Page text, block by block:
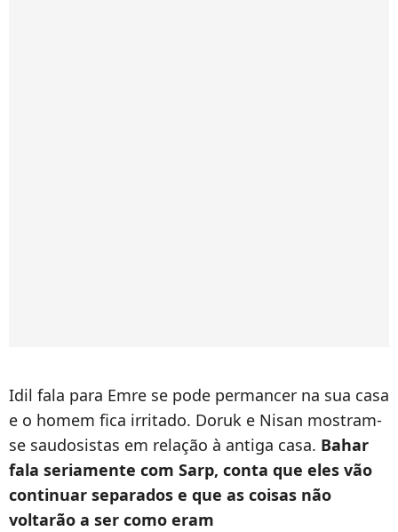
Idil fala para Emre se pode permancer na sua casa
e o homem fica irritado. Doruk e Nisan mostram-
se saudosistas em relação à antiga casa. Bahar
fala seriamente com Sarp, conta que eles vão
continuar separados e que as coisas não
voltarão a ser como eram